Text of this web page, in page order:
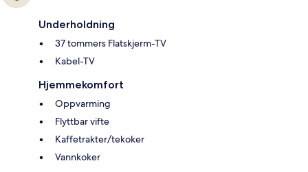
Underholdning
37 tommers Flatskjerm-TV
Kabel-TV
Hjemmekomfort
Oppvarming
Flyttbar vifte
Kaffetrakter/tekoker
Vannkoker